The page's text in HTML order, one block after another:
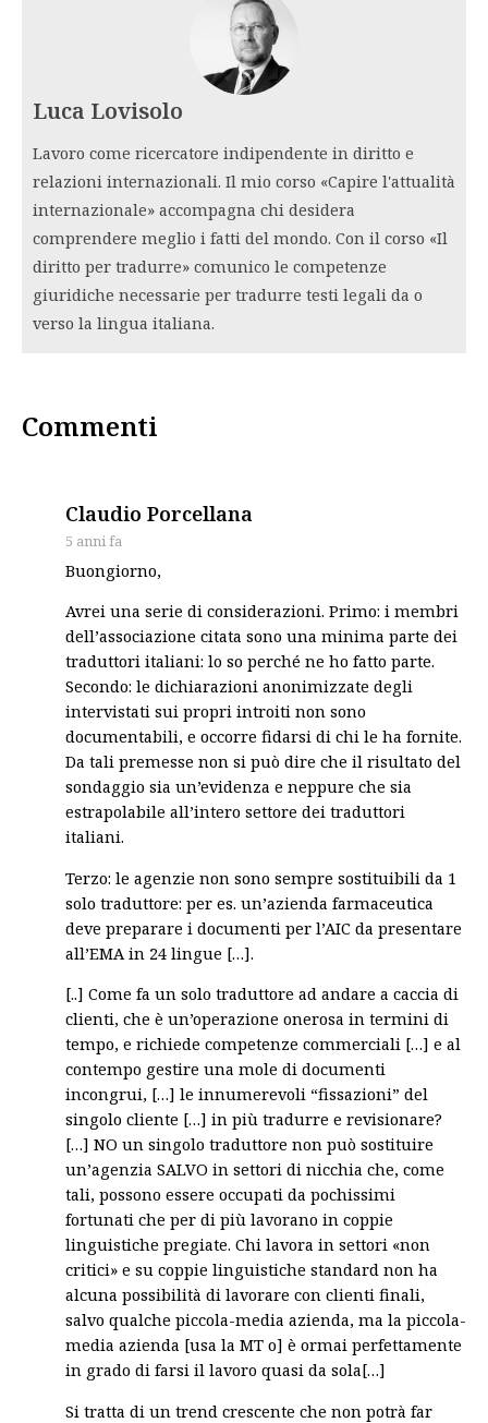
Luca Lovisolo
Lavoro come ricercatore indipendente in diritto e
relazioni internazionali. Il mio corso «Capire l'attualità
internazionale» accompagna chi desidera
comprendere meglio i fatti del mondo. Con il corso «Il
diritto per tradurre» comunico le competenze
giuridiche necessarie per tradurre testi legali da o
verso la lingua italiana.
Commenti
Claudio Porcellana
5 anni fa
Buongiorno,
Avrei una serie di considerazioni. Primo: i membri
dell’associazione citata sono una minima parte dei
traduttori italiani: lo so perché ne ho fatto parte.
Secondo: le dichiarazioni anonimizzate degli
intervistati sui propri introiti non sono
documentabili, e occorre fidarsi di chi le ha fornite.
Da tali premesse non si può dire che il risultato del
sondaggio sia un’evidenza e neppure che sia
estrapolabile all’intero settore dei traduttori
italiani.
Terzo: le agenzie non sono sempre sostituibili da 1
solo traduttore: per es. un’azienda farmaceutica
deve preparare i documenti per l’AIC da presentare
all’EMA in 24 lingue […].
[..] Come fa un solo traduttore ad andare a caccia di
clienti, che è un’operazione onerosa in termini di
tempo, e richiede competenze commerciali […] e al
contempo gestire una mole di documenti
incongrui, […] le innumerevoli “fissazioni” del
singolo cliente […] in più tradurre e revisionare?
[…] NO un singolo traduttore non può sostituire
un’agenzia SALVO in settori di nicchia che, come
tali, possono essere occupati da pochissimi
fortunati che per di più lavorano in coppie
linguistiche pregiate. Chi lavora in settori «non
critici» e su coppie linguistiche standard non ha
alcuna possibilità di lavorare con clienti finali,
salvo qualche piccola-media azienda, ma la piccola-
media azienda [usa la MT o] è ormai perfettamente
in grado di farsi il lavoro quasi da sola[…]
Si tratta di un trend crescente che non potrà far